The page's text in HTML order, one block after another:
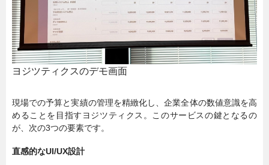
ヨジツティクスのデモ画面
現場での予算と実績の管理を精緻化し、企業全体の数値意識を高
めることを目指すヨジツティクス。このサービスの鍵となるの
が、次の3つの要素です。
直感的なUI/UX設計